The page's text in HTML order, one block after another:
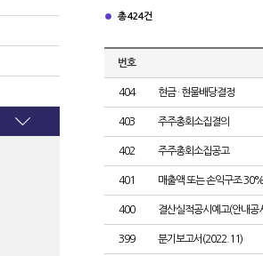
총 424건
번호
404 현금 · 현물배당결정
403 주주총회소집결의
402 주주총회소집공고
401 매출액 또는 손익구조
400 결산실적공시예고(안내공
399 분기보고서(2022.11)